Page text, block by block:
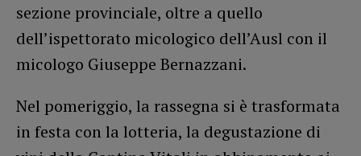
sezione provinciale, oltre a quello
dell’ispettorato micologico dell’Ausl con il
micologo Giuseppe Bernazzani.
Nel pomeriggio, la rassegna si è trasformata
in festa con la lotteria, la degustazione di